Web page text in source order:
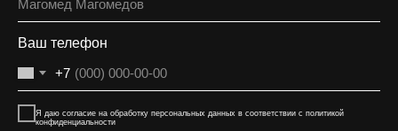
Ваш телефон
+7
Я даю согласие на обработку персональных данных в соответствии с политикой
конфиденциальности